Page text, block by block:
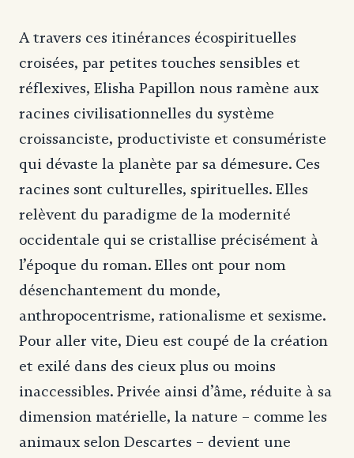
A travers ces itinérances écospirituelles
croisées, par petites touches sensibles et
réflexives, Elisha Papillon nous ramène aux
racines civilisationnelles du système
croissanciste, productiviste et consumériste
qui dévaste la planète par sa démesure. Ces
racines sont culturelles, spirituelles. Elles
relèvent du paradigme de la modernité
occidentale qui se cristallise précisément à
l’époque du roman. Elles ont pour nom
désenchantement du monde,
anthropocentrisme, rationalisme et sexisme.
Pour aller vite, Dieu est coupé de la création
et exilé dans des cieux plus ou moins
inaccessibles. Privée ainsi d’âme, réduite à sa
dimension matérielle, la nature – comme les
animaux selon Descartes – devient une